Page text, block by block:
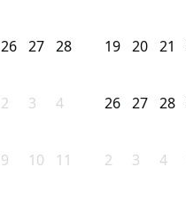
26 27 28
2 3 4
9 10 11
19 20 21
26 27 28
2 3 4